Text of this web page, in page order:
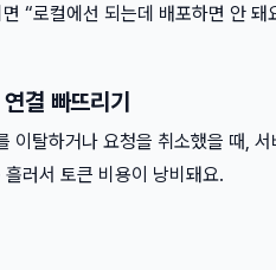
“로컬에선 되는데 배포하면 안 돼
연결 빠뜨리기
이탈하거나 요청을 취소했을 때,
러서 토큰 비용이 낭비돼요.